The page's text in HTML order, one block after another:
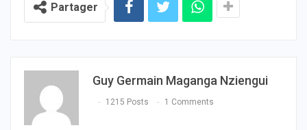
Partager
Guy Germain Maganga Nziengui
1215 Posts 1 Comments